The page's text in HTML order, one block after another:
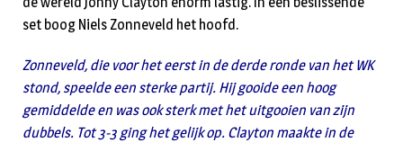
set boog Niels Zonneveld het hoofd.
Zonneveld, die voor het eerst in de derde ronde van het WK
stond, speelde een sterke partij. Hij gooide een hoog
gemiddelde en was ook sterk met het uitgooien van zijn
dubbels. Tot 3-3 ging het gelijk op. Clayton maakte in de